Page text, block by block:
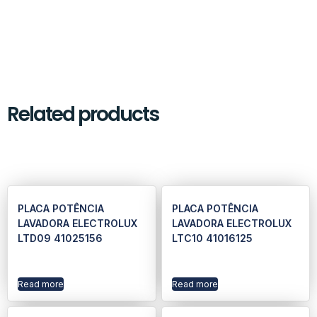
Related products
PLACA POTÊNCIA
LAVADORA ELECTROLUX
LTD09 41025156
Read more
PLACA POTÊNCIA
LAVADORA ELECTROLUX
LTC10 41016125
Read more